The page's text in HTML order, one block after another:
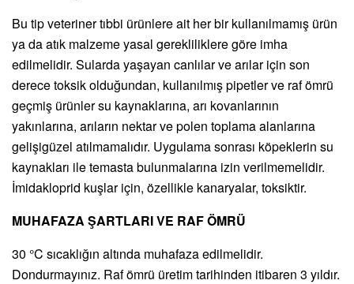
Bu tip veteriner tıbbi ürünlere ait her bir kullanılmamış ürün
ya da atık malzeme yasal gerekliliklere göre imha
edilmelidir. Sularda yaşayan canlılar ve arılar için son
derece toksik olduğundan, kullanılmış pipetler ve raf ömrü
geçmiş ürünler su kaynaklarına, arı kovanlarının
yakınlarına, arıların nektar ve polen toplama alanlarına
gelişigüzel atılmamalıdır. Uygulama sonrası köpeklerin su
kaynakları ile temasta bulunmalarına izin verilmemelidir.
İmidakloprid kuşlar için, özellikle kanaryalar, toksiktir.
MUHAFAZA ŞARTLARI VE RAF ÖMRÜ
30 °C sıcaklığın altında muhafaza edilmelidir.
Dondurmayınız. Raf ömrü üretim tarihinden itibaren 3 yıldır.